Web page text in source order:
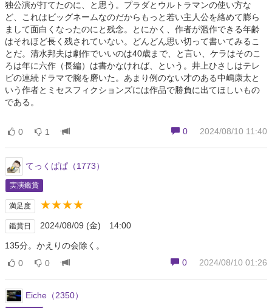
独公演が打てたのに、と思う。プラダとウルトラマンの使い方な
ど、これはビッグネームなのだからもっと若い主人公を絡めて膨ら
まして面白くなったのにと残念。とにかく、作者が濫作できる年齢
はそれほど長く残されていない。どんどん思い切って書いてみるこ
とだ。清水邦夫は劇作でいいのは40歳まで、と言い、ケラはそのこ
ろは年に六作（長編）は書かなければ、という。井上ひさしはテレ
ビの連続ドラマで腕を磨いた。あまり例のない才のある中嶋康太と
いう作者とミセスフィクションズには作品で勝負に出てほしいもの
である。
0 2024/08/10 11:40
0 1
てっくぱぱ（1773）
実演鑑賞
満足度 ★★★★
鑑賞日 2024/08/09 (金) 14:00
135分。かえりの会除く。
0
2024/08/10 01:26
0 0
Eiche（2350）